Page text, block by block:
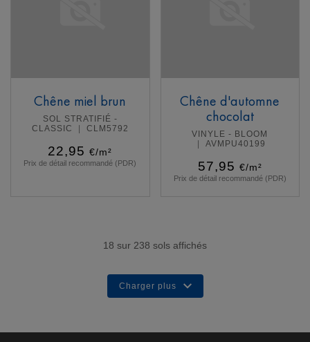
Chêne miel brun
SOL STRATIFIÉ -
CLASSIC
CLM5792
22,95 €/m²
Prix de détail recommandé (PDR)
Chêne d'automne
chocolat
VINYLE - BLOOM
AVMPU40199
57,95 €/m²
Prix de détail recommandé (PDR)
18 sur 238 sols affichés
Charger plus